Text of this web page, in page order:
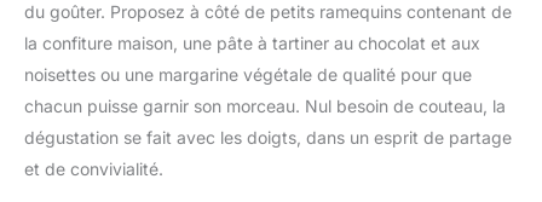
du goûter. Proposez à côté de petits ramequins contenant de
la confiture maison, une pâte à tartiner au chocolat et aux
noisettes ou une margarine végétale de qualité pour que
chacun puisse garnir son morceau. Nul besoin de couteau, la
dégustation se fait avec les doigts, dans un esprit de partage
et de convivialité.